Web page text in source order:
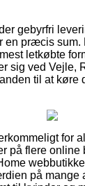
gebyrfri
en præcis sum.
letkøbte
sig ved Vejle,
til at køre
for
på flere online
på mange